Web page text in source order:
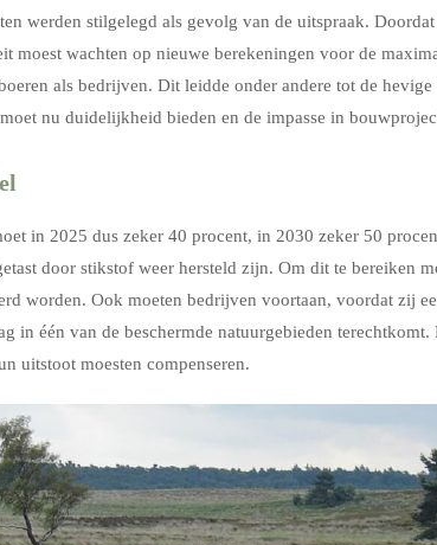
werden stilgelegd als gevolg van de uitspraak.
moest wachten op nieuwe berekeningen voor de
als bedrijven. Dit leidde onder andere tot de
nu duidelijkheid bieden en de impasse in
in 2025 dus zeker 40 procent, in 2030 zeker 50
door stikstof weer hersteld zijn. Om dit te bereiken
worden. Ook moeten bedrijven voortaan, voordat zij
in één van de beschermde natuurgebieden
uitstoot moesten compenseren.